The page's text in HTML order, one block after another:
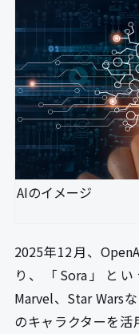
AIのイメージ
2025年12月、
り、「Sora」とい
Marvel、Star Wars
のキャラクターを活